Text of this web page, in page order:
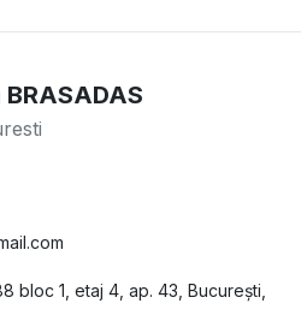
bloc 1, etaj 4, ap. 43, București,